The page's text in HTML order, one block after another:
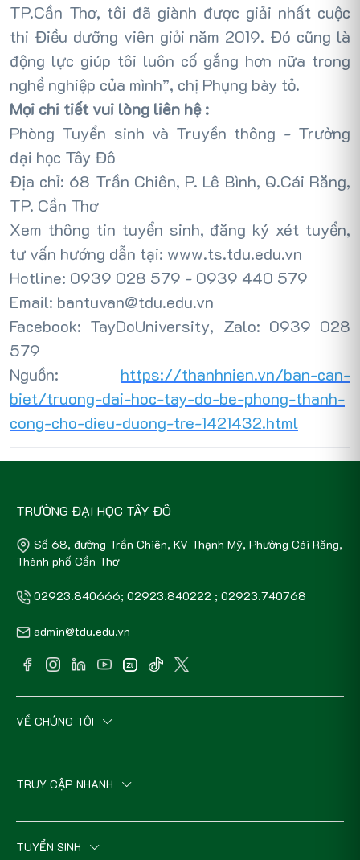
TP.Cần Thơ, tôi đã giành được giải nhất cuộc
thi Điều dưỡng viên giỏi năm 2019. Đó cũng là
động lực giúp tôi luôn cố gắng hơn nữa trong
nghề nghiệp của mình”, chị Phụng bày tỏ.
Mọi chi tiết vui lòng liên hệ :
Phòng Tuyển sinh và Truyền thông - Trường
đại học Tây Đô
Địa chỉ: 68 Trần Chiên, P. Lê Bình, Q.Cái Răng,
TP. Cần Thơ
Xem thông tin tuyển sinh, đăng ký xét tuyển,
tư vấn hướng dẫn tại: www.ts.tdu.edu.vn
Hotline: 0939 028 579 - 0939 440 579
Email: bantuvan@tdu.edu.vn
Facebook: TayDoUniversity, Zalo: 0939 028
579
Nguồn: https://thanhnien.vn/ban-can-
biet/truong-dai-hoc-tay-do-be-phong-thanh-
cong-cho-dieu-duong-tre-1421432.html
TRƯỜNG ĐẠI HỌC TÂY ĐÔ
Số 68, đường Trần Chiên, KV Thạnh Mỹ, Phường Cái Răng,
Thành phố Cần Thơ
02923.840666; 02923.840222 ; 02923.740768
admin@tdu.edu.vn
VỀ CHÚNG TÔI
TRUY CẬP NHANH
TUYỂN SINH